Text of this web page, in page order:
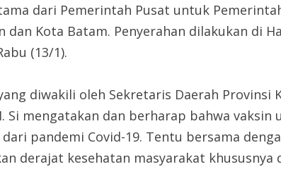
dari Pemerintah Pusat untuk
dan Kota Batam. Penyerahan dilakukan di
(13/1).
diwakili oleh Sekretaris Daerah Provinsi
Si mengatakan dan berharap bahwa
pandemi Covid-19. Tentu bersama
derajat kesehatan masyarakat khususnya